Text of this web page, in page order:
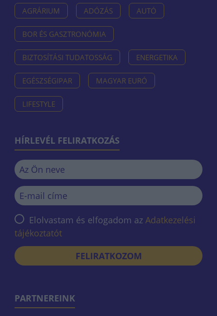
AGRÁRIUM ADÓZÁS AUTÓ
BOR ÉS GASZTRONÓMIA
BIZTOSÍTÁSI TUDATOSSÁG ENERGETIKA
EGÉSZSÉGIPAR MAGYAR EURÓ
LIFESTYLE
HÍRLEVÉL FELIRATKOZÁS
Elolvastam és elfogadom az Adatkezelési
tájékoztatót
FELIRATKOZOM
PARTNEREINK